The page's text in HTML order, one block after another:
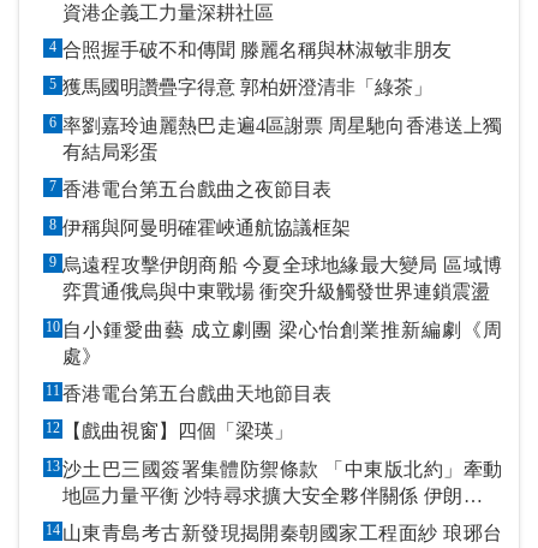
資港企義工力量深耕社區
4 合照握手破不和傳聞 滕麗名稱與林淑敏非朋友
5 獲馬國明讚疊字得意 郭柏妍澄清非「綠茶」
6 率劉嘉玲迪麗熱巴走遍4區謝票 周星馳向香港送上獨
有結局彩蛋
7 香港電台第五台戲曲之夜節目表
8 伊稱與阿曼明確霍峽通航協議框架
9 烏遠程攻擊伊朗商船 今夏全球地緣最大變局 區域博
弈貫通俄烏與中東戰場 衝突升級觸發世界連鎖震盪
10 自小鍾愛曲藝 成立劇團 梁心怡創業推新編劇《周
處》
11香港電台第五台戲曲天地節目表
12 【戲曲視窗】四個「梁瑛」
13沙土巴三國簽署集體防禦條款 「中東版北約」牽動
地區力量平衡 沙特尋求擴大安全夥伴關係 伊朗潑冷
水促改變政策
14 山東青島考古新發現揭開秦朝國家工程面紗 琅琊台